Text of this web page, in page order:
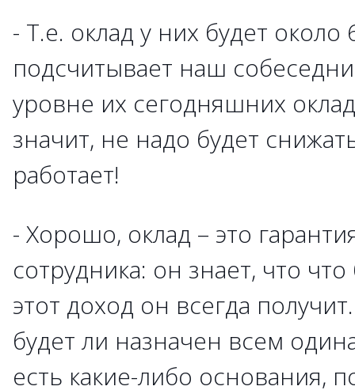
- Т.е. оклад у них будет около
подсчитывает наш
уровне их сегодняшних
значит, не надо будет
работает!
- Хорошо, оклад – это
сотрудника: он знает, что
этот доход он всегда
будет ли назначен всем
есть какие-либо основания,